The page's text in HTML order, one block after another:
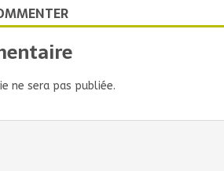
ne sera pas publiée.